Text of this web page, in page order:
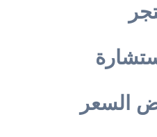
السعر